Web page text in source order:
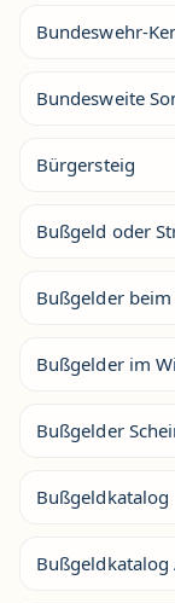
Bundeswehr-
Bundesweite
Bürgersteig
Bußgeld oder
Bußgelder
Bußgelder im
Bußgelder
Bußgeldkatalog
Bußgeldkatalog